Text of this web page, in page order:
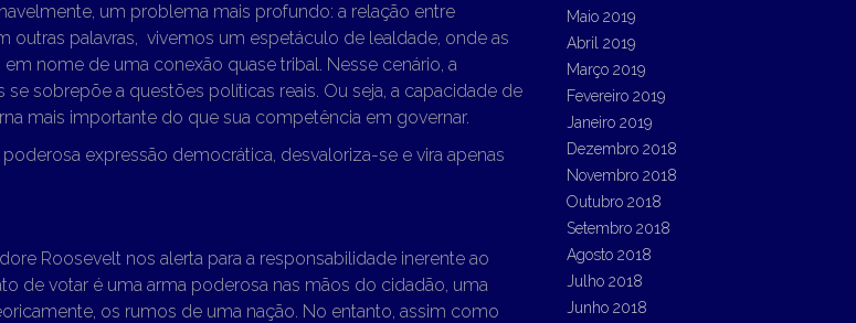
um problema mais profundo: a relação entre
outras palavras, vivemos um espetáculo de lealdade, onde as
nome de uma conexão quase tribal. Nesse cenário, a
se sobrepõe a questões políticas reais. Ou seja, a capacidade de
mais importante do que sua competência em governar.
expressão democrática, desvaloriza-se e vira apenas
Roosevelt nos alerta para a responsabilidade inerente ao
de votar é uma arma poderosa nas mãos do cidadão, uma
os rumos de uma nação. No entanto, assim como
Maio 2019
Abril 2019
Março 2019
Fevereiro 2019
Janeiro 2019
Dezembro 2018
Novembro 2018
Outubro 2018
Setembro 2018
Agosto 2018
Julho 2018
Junho 2018